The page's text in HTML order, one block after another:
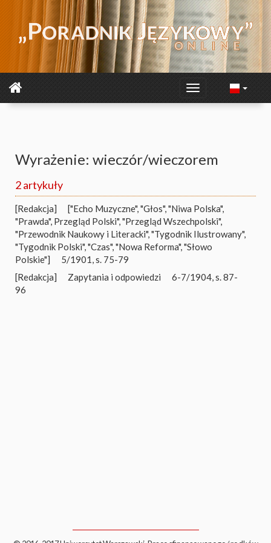
Wyrażenie: wieczór/wieczorem
2 artykuły
[Redakcja]
["Echo Muzyczne", "Głos", "Niwa Polska",
"Prawda", Przegląd Polski", "Przegląd Wszechpolski",
"Przewodnik Naukowy i Literacki", "Tygodnik Ilustrowany",
"Tygodnik Polski", "Czas", "Nowa Reforma", "Słowo
Polskie"]
5/1901, s. 75-79
[Redakcja]
Zapytania i odpowiedzi
6-7/1904, s. 87-
96